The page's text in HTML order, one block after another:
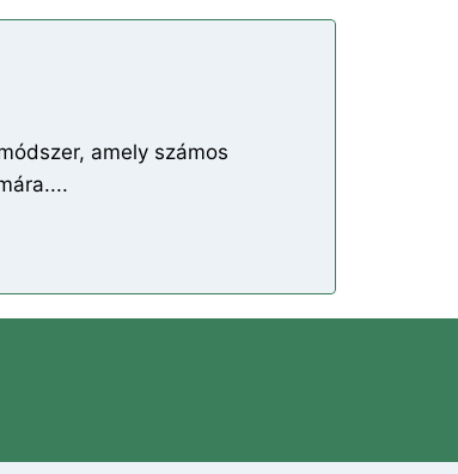
amely számos